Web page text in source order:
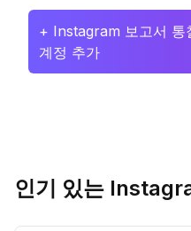
+ Instagram 보고서 통
계정 추가
인기 있는